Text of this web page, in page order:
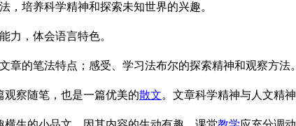
，培养科学精神和探索未知世界的兴趣。
力，体会语言特色。
章的笔法特点；感受、学习法布尔的探索精神和观察方法。
观察随笔，也是一篇优美的散文。文章科学精神与人文精